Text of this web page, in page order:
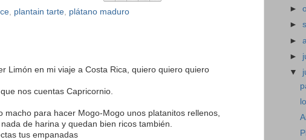
plantain tarte plátano maduro
Limón en mi viaje a Costa Rica, quiero quiero quiero
nos cuentas Capricornio.
macho para hacer Mogo-Mogo unos platanitos rellenos,
de harina y quedan bien ricos también.
tus empanadas
►
►
►
►
▼